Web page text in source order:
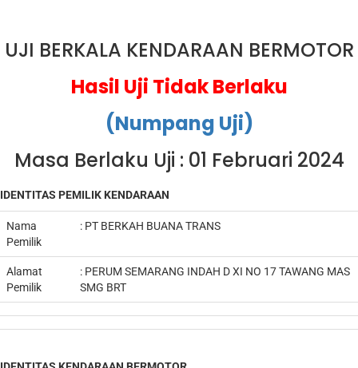
UJI BERKALA KENDARAAN BERMOTOR
Hasil Uji Tidak Berlaku
(Numpang Uji)
Masa Berlaku Uji : 01 Februari 2024
IDENTITAS PEMILIK KENDARAAN
Nama
Pemilik
: PT BERKAH BUANA TRANS
Alamat
Pemilik
: PERUM SEMARANG INDAH D XI NO 17 TAWANG MAS
SMG BRT